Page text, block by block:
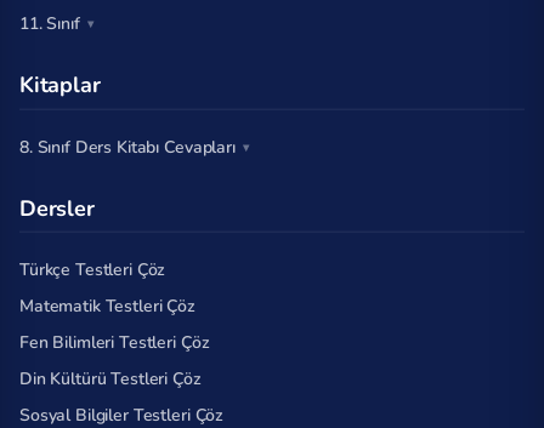
11. Sınıf
Kitaplar
8. Sınıf Ders Kitabı Cevapları
Dersler
Türkçe Testleri Çöz
Matematik Testleri Çöz
Fen Bilimleri Testleri Çöz
Din Kültürü Testleri Çöz
Sosyal Bilgiler Testleri Çöz